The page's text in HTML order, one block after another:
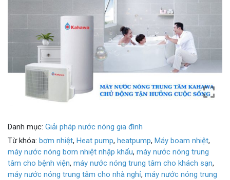
Danh mục: Giải pháp nước nóng gia đình
Từ khóa: bơm nhiệt, Heat pump, heatpump, Máy boam nhiệt,
máy nước nóng bơm nhiệt nhập khẩu, máy nước nóng trung
tâm cho bệnh viện, máy nước nóng trung tâm cho khách sạn,
máy nước nóng trung tâm cho nhà nghỉ, máy nước nóng trung